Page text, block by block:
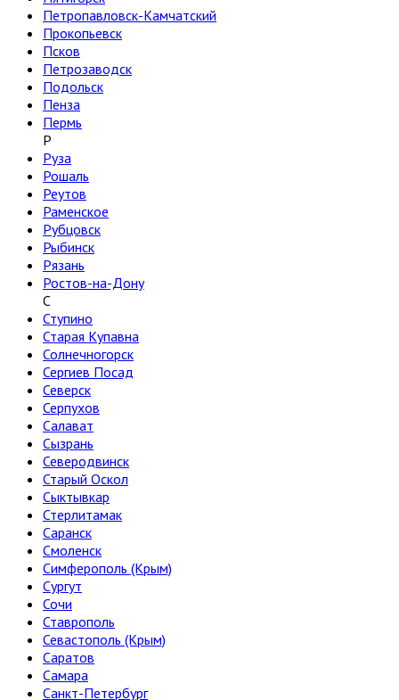
Петропавловск-Камчатский
Прокопьевск
Псков
Петрозаводск
Подольск
Пенза
Пермь
Р
Руза
Рошаль
Реутов
Раменское
Рубцовск
Рыбинск
Рязань
Ростов-на-Дону
С
Ступино
Старая Купавна
Солнечногорск
Сергиев Посад
Северск
Серпухов
Салават
Сызрань
Северодвинск
Старый Оскол
Сыктывкар
Стерлитамак
Саранск
Смоленск
Симферополь (Крым)
Сургут
Сочи
Ставрополь
Севастополь (Крым)
Саратов
Самара
Санкт-Петербург